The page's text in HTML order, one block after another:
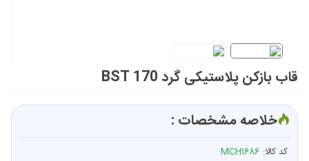
قاب بازکن پلاستیکی گرد BST 170
خلاصه مشخصات :
کد کالا: MCH1686